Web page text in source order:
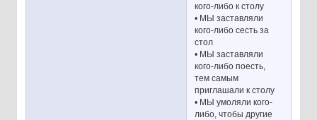
кого-либо к столу
• МЫ заставляли
кого-либо сесть за
стол
• МЫ заставляли
кого-либо поесть,
тем самым
приглашали к столу
• МЫ умоляли кого-
либо, чтобы другие